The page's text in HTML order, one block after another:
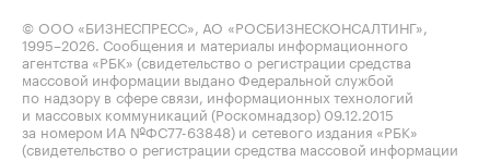
© ООО «БИЗНЕСПРЕСС», АО «РОСБИЗНЕСКОНСАЛТИНГ»,
1995–2026. Сообщения и материалы информационного
агентства «РБК» (свидетельство о регистрации средства
массовой информации выдано Федеральной службой
по надзору в сфере связи, информационных технологий
и массовых коммуникаций (Роскомнадзор) 09.12.2015
за номером ИА №ФС77-63848) и сетевого издания «РБК»
(свидетельство о регистрации средства массовой информации